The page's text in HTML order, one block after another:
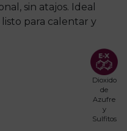
sin atajos. Ideal
para calentar y
Dioxido
de
Azufre
y
Sulfitos